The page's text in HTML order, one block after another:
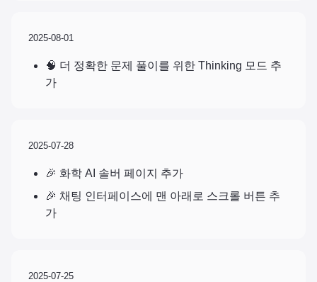
2025-08-01
🧠 더 정확한 문제 풀이를 위한 Thinking 모드 추
가
2025-07-28
🎉 화학 AI 솔버 페이지 추가
🎉 채팅 인터페이스에 맨 아래로 스크롤 버튼 추
가
2025-07-25